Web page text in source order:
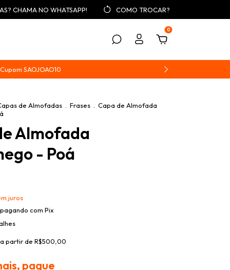
CHAMA NO WHATSAPP! COMO TROCAR?
0
SAOJOAO10
de Almofadas Frases
Capa de Almofada
Almofada
- Poá
juros
com Pix
a partir de R$500,00
pague